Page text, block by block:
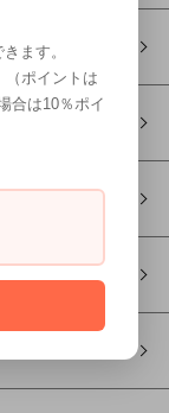
きます。
（ポイントは
合は10％ポイ